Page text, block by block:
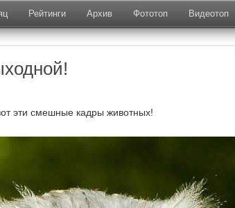
Рейтинги Архив Фототоп Видеотоп
эти смешные кадры животных!